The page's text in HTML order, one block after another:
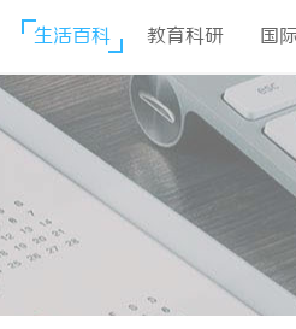
生活百科 教育科研 国